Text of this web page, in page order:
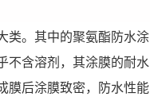
类。其中的聚氨酯防水涂
不含溶剂，其涂膜的耐水
膜后涂膜致密，防水性能